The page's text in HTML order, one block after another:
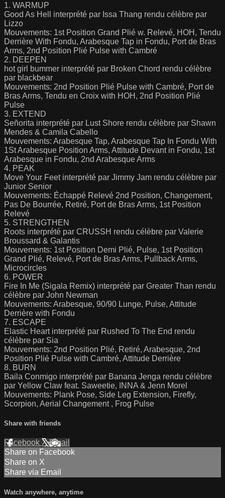
1. WARMUP
Good As Hell interprété par Issa Thang rendu célèbre par
Lizzo
Mouvements: 1st Position Grand Plié w. Relevé, HOH, Tendu
Derrière With Fondu, Arabesque Tap in Fondu, Port de Bras
Arms, 2nd Position Plié Pulse with Cambré
2. DEEPEN
hot girl bummer interprété par Broken Chord rendu célèbre
par blackbear
Mouvements: 2nd Position Plié Pulse with Cambré, Port de
Bras Arms, Tendu en Croix with HOH, 2nd Position Plié
Pulse
3. EXTEND
Señorita interprété par Lust Shore rendu célèbre par Shawn
Mendes & Camila Cabello
Mouvements: Arabesque Tap, Arabesque Tap In Fondu With
1St Arabesque Position Arms, Attitude Devant in Fondu, 1st
Arabesque in Fondu, 2nd Arabesque Arms
4. PEAK
Move Your Feet interprété par Jimmy Jam rendu célèbre par
Junior Senior
Mouvements: Échappé Relevé 2nd Position, Changement,
Pas De Bourrée, Retiré, Port de Bras Arms, 1st Position
Relevé
5. STRENGTHEN
Roots interprété par CRUSSH rendu célèbre par Valerie
Broussard & Galantis
Mouvements: 1st Position Demi Plié, Pulse, 1st Position
Grand Plié, Relevé, Port de Bras Arms, Pullback Arms,
Microcircles
6. POWER
Fire In Me (Sigala Remix) interprété par Greater Than rendu
célèbre par John Newman
Mouvements: Arabesque, 90/90 Lunge, Pulse, Attitude
Derrière with Fondu
7. ESCAPE
Elastic Heart interprété par Rushed To The End rendu
célèbre par Sia
Mouvements: 2nd Position Plié, Retiré, Arabesque, 2nd
Position Plié Pulse with Cambré, Attitude Derrière
8. BURN
Baila Conmigo interprété par Banana Jenga rendu célèbre
par Yellow Claw feat. Saweetie, INNA & Jenn Morel
Mouvements: Plank Pose, Side Leg Extension, Firefly,
Scorpion, Aerial Changement , Frog Pulse
Share with friends
Facebook XEmail
Share on Facebook
Share on X
Share via Email
Watch anywhere, anytime